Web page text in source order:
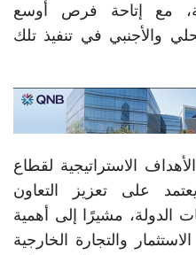
مع إتاحة فرص أوسع
والأجنبي في تنفيذ تلك
الاستراتيجية لقطاع
يعتمد على تعزيز التعاون
الدولة، مشيرًا إلى أهمية
والتجارة الخارجية